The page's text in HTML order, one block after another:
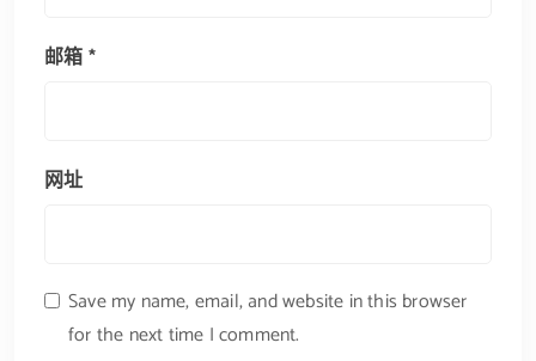
邮箱*
网址
Save my name, email, and website in this browser
for the next time I comment.